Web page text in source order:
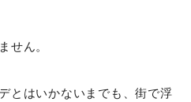
せん。
とはいかないまでも、街で浮